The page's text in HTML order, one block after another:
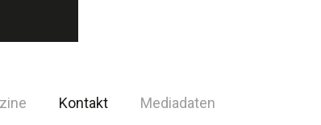
Kontakt Mediadaten